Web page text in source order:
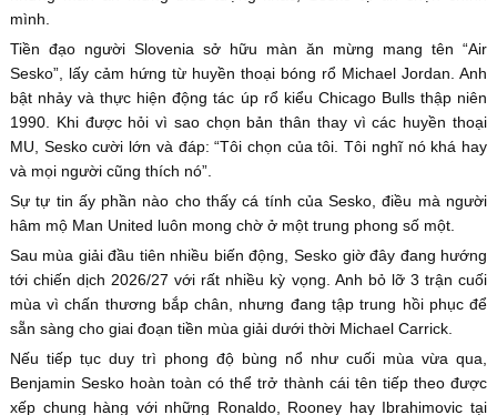
mình.
Tiền đạo người Slovenia sở hữu màn ăn mừng mang tên “Air
Sesko”, lấy cảm hứng từ huyền thoại bóng rổ Michael Jordan. Anh
bật nhảy và thực hiện động tác úp rổ kiểu Chicago Bulls thập niên
1990. Khi được hỏi vì sao chọn bản thân thay vì các huyền thoại
MU, Sesko cười lớn và đáp: “Tôi chọn của tôi. Tôi nghĩ nó khá hay
và mọi người cũng thích nó”.
Sự tự tin ấy phần nào cho thấy cá tính của Sesko, điều mà người
hâm mộ Man United luôn mong chờ ở một trung phong số một.
Sau mùa giải đầu tiên nhiều biến động, Sesko giờ đây đang hướng
tới chiến dịch 2026/27 với rất nhiều kỳ vọng. Anh bỏ lỡ 3 trận cuối
mùa vì chấn thương bắp chân, nhưng đang tập trung hồi phục để
sẵn sàng cho giai đoạn tiền mùa giải dưới thời Michael Carrick.
Nếu tiếp tục duy trì phong độ bùng nổ như cuối mùa vừa qua,
Benjamin Sesko hoàn toàn có thể trở thành cái tên tiếp theo được
xếp chung hàng với những Ronaldo, Rooney hay Ibrahimovic tại